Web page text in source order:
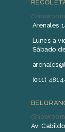
Arenales
Lunes a
Sábado
(011)
Av. Cabildo